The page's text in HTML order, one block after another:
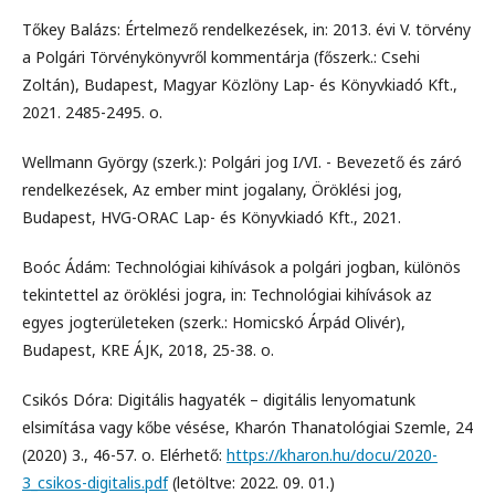
Tőkey Balázs: Értelmező rendelkezések, in: 2013. évi V. törvény
a Polgári Törvénykönyvről kommentárja (főszerk.: Csehi
Zoltán), Budapest, Magyar Közlöny Lap- és Könyvkiadó Kft.,
2021. 2485-2495. o.
Wellmann György (szerk.): Polgári jog I/VI. - Bevezető és záró
rendelkezések, Az ember mint jogalany, Öröklési jog,
Budapest, HVG-ORAC Lap- és Könyvkiadó Kft., 2021.
Boóc Ádám: Technológiai kihívások a polgári jogban, különös
tekintettel az öröklési jogra, in: Technológiai kihívások az
egyes jogterületeken (szerk.: Homicskó Árpád Olivér),
Budapest, KRE ÁJK, 2018, 25-38. o.
Csikós Dóra: Digitális hagyaték – digitális lenyomatunk
elsimítása vagy kőbe vésése, Kharón Thanatológiai Szemle, 24
(2020) 3., 46-57. o. Elérhető: https://kharon.hu/docu/2020-
3_csikos-digitalis.pdf(letöltve: 2022. 09. 01.)